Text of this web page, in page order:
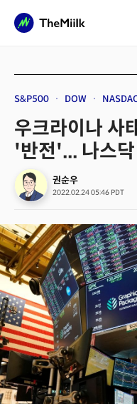
S&P500 DOW
우크라이나 사
'반전'... 나스
권순우
2022.02.24 05:46 PDT